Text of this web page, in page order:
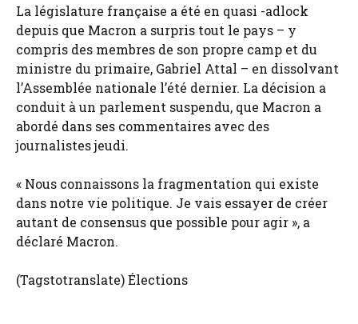
La législature française a été en quasi -adlock
depuis que Macron a surpris tout le pays – y
compris des membres de son propre camp et du
ministre du primaire, Gabriel Attal – en dissolvant
l’Assemblée nationale l’été dernier. La décision a
conduit à un parlement suspendu, que Macron a
abordé dans ses commentaires avec des
journalistes jeudi.
« Nous connaissons la fragmentation qui existe
dans notre vie politique. Je vais essayer de créer
autant de consensus que possible pour agir », a
déclaré Macron.
(Tagstotranslate) Élections